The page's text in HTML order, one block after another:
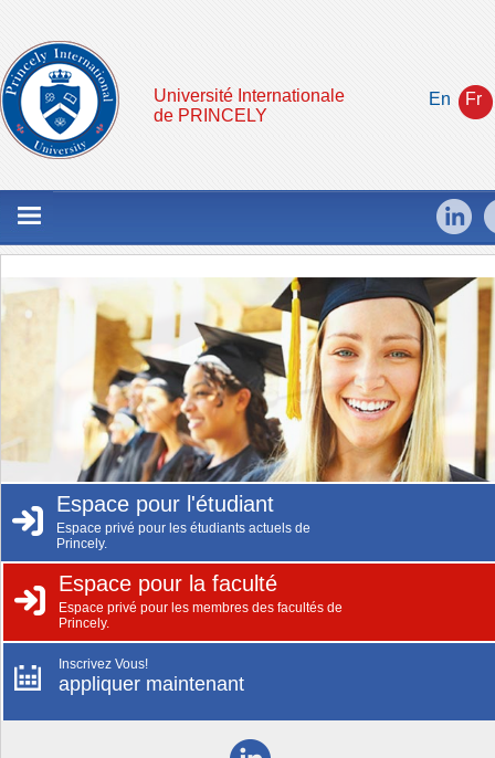
Université Internationale
de PRINCELY
Fr
En
Espace pour l'étudiant
Espace privé pour les étudiants actuels de
Princely.
Espace pour la faculté
Espace privé pour les membres des facultés de
Princely.
Inscrivez Vous!
appliquer maintenant